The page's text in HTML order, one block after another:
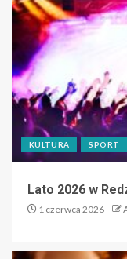
KULTURA SPORT
Lato 2026 w
1 czerwca 2026